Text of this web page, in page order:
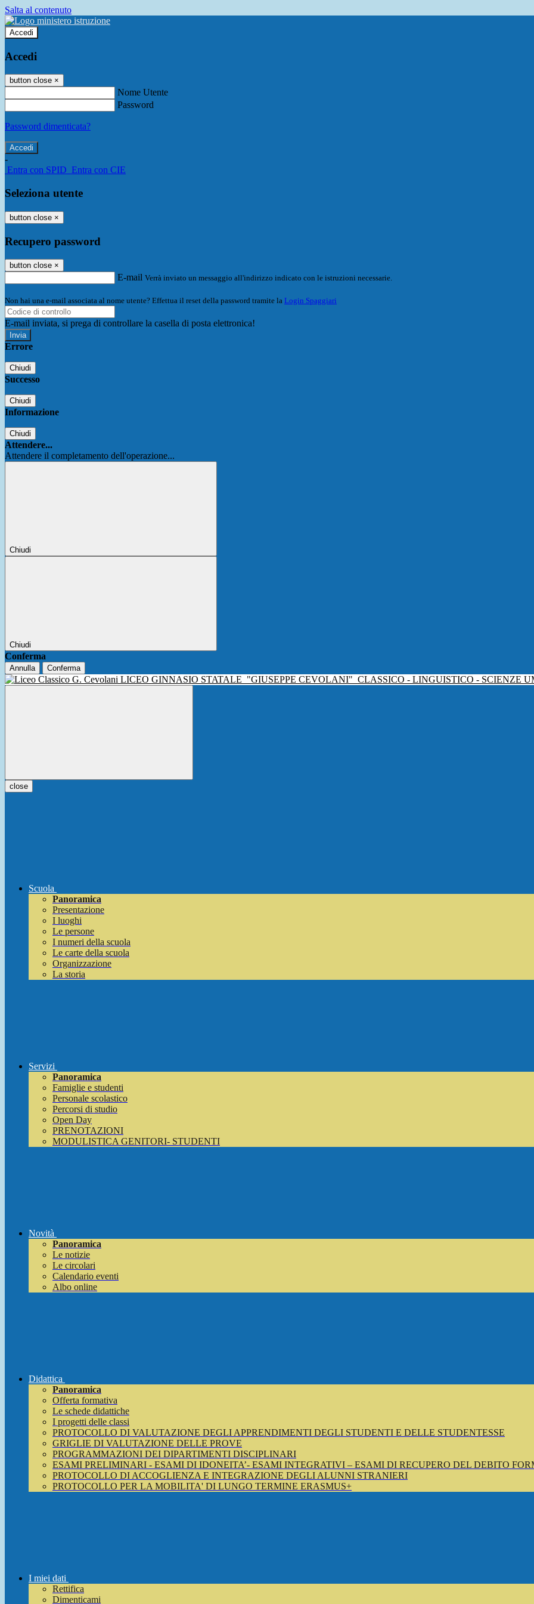
Salta al contenuto
Accedi
Accedi
button close ×
Nome Utente
Password
Password dimenticata?
-
Entra con SPID Entra con CIE
Seleziona utente
button close ×
Recupero password
button close ×
E-mail Verrà inviato un messaggio all'indirizzo indicato con le istruzioni necessarie.
Non hai una e-mail associata al nome utente? Effettua il reset della password tramite la Login Spaggiari
E-mail inviata, si prega di controllare la casella di posta elettronica!
Errore
Chiudi
Successo
Chiudi
Informazione
Chiudi
Attendere...
Attendere il completamento dell'operazione...
Chiudi
Chiudi
Conferma
Annulla Conferma
LICEO GINNASIO STATALE "GIUSEPPE CEVOLANI" CLASSICO - LINGUISTICO - SCIENZE
close
Scuola
Panoramica
Presentazione
I luoghi
Le persone
I numeri della scuola
Le carte della scuola
Organizzazione
La storia
Servizi
Panoramica
Famiglie e studenti
Personale scolastico
Percorsi di studio
Open Day
PRENOTAZIONI
MODULISTICA GENITORI- STUDENTI
Novità
Panoramica
Le notizie
Le circolari
Calendario eventi
Albo online
Didattica
Panoramica
Offerta formativa
Le schede didattiche
I progetti delle classi
PROTOCOLLO DI VALUTAZIONE DEGLI APPRENDIMENTI DEGLI STUDENTI E DELLE STUDENTESSE
GRIGLIE DI VALUTAZIONE DELLE PROVE
PROGRAMMAZIONI DEI DIPARTIMENTI DISCIPLINARI
ESAMI PRELIMINARI - ESAMI DI IDONEITA’- ESAMI INTEGRATIVI – ESAMI DI RECUPERO DEL DEBITO
PROTOCOLLO DI ACCOGLIENZA E INTEGRAZIONE DEGLI ALUNNI STRANIERI
PROTOCOLLO PER LA MOBILITA' DI LUNGO TERMINE ERASMUS+
I miei dati
Rettifica
Dimenticami